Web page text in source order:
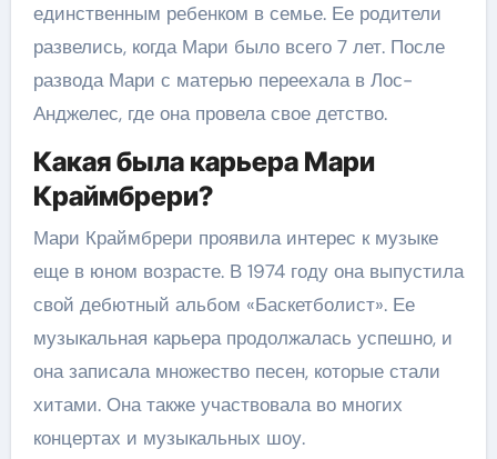
единственным ребенком в семье. Ее родители
развелись, когда Мари было всего 7 лет. После
развода Мари с матерью переехала в Лос-
Анджелес, где она провела свое детство.
Какая была карьера Мари
Краймбрери?
Мари Краймбрери проявила интерес к музыке
еще в юном возрасте. В 1974 году она выпустила
свой дебютный альбом «Баскетболист». Ее
музыкальная карьера продолжалась успешно, и
она записала множество песен, которые стали
хитами. Она также участвовала во многих
концертах и музыкальных шоу.